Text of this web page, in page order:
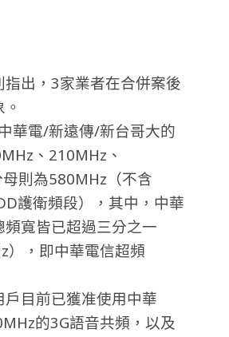
指出，3家業者在合併案後
華電/新遠傳/新台哥大的
、210MHz、
則為580MHz（不含
護衛頻段），其中，中華
頻寬皆已超過三分之一
），即中華電信超頻
戶目前已獲准使用中華
的3G語音共頻，以及